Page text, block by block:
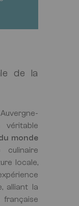
de la
véritable
monde
locale,
alliant la